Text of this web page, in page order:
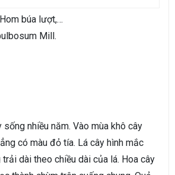
búa lượt,…
Mill.
nhiều năm. Vào mùa khô cây
có màu đỏ tía. Lá cây hình mắc
dài theo chiều dài của lá. Hoa cây